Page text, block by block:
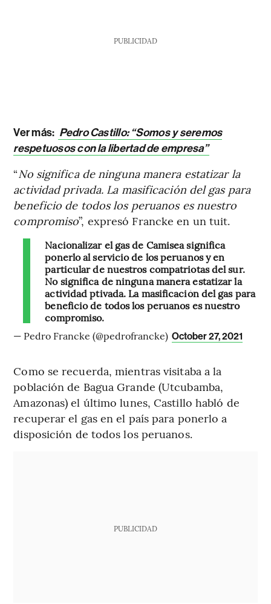
PUBLICIDAD
Ver más: Pedro Castillo: “Somos y seremos
respetuosos con la libertad de empresa”
“No significa de ninguna manera estatizar la
actividad privada. La masificación del gas para
beneficio de todos los peruanos es nuestro
compromiso”, expresó Francke en un tuit.
Nacionalizar el gas de Camisea significa
ponerlo al servicio de los peruanos y en
particular de nuestros compatriotas del sur.
No significa de ninguna manera estatizar la
actividad ptivada. La masificación del gas para
beneficio de todos los peruanos es nuestro
compromiso.
— Pedro Francke (@pedrofrancke) October 27, 2021
Como se recuerda, mientras visitaba a la
población de Bagua Grande (Utcubamba,
Amazonas) el último lunes, Castillo habló de
recuperar el gas en el país para ponerlo a
disposición de todos los peruanos.
PUBLICIDAD